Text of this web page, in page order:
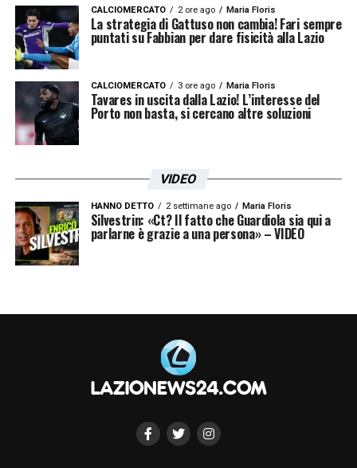
calciomercato Lazio , tra cessioni mirate e
investimenti intelligenti. La strada è
tracciata, ora serve il tempo – e i risultati –
per percorrerla.
LA PLAYLIST DELLE NOSTRE TOP NEWS
CALCIOMERCATO 2 ore ago Maria Floris
La strategia di Gattuso non cambia! Fari sempre
puntati su Fabbian per dare fisicità alla Lazio
CALCIOMERCATO 3 ore ago Maria Floris
Tavares in uscita dalla Lazio! L’interesse del
Porto non basta, si cercano altre soluzioni
VIDEO
HANNO DETTO 2 settimane ago Maria Floris
Silvestrin: «Ct? Il fatto che Guardiola sia qui a
parlarne è grazie a una persona» – VIDEO